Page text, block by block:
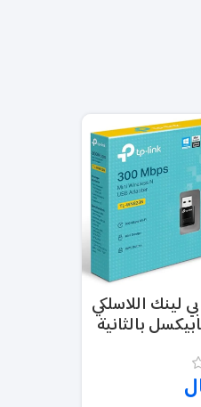
لينك اللاسلكي
بالثانية